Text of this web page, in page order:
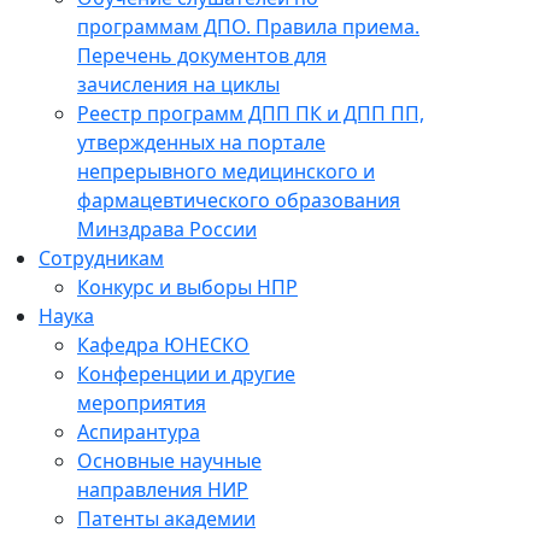
программам ДПО. Правила приема.
Перечень документов для
зачисления на циклы
Реестр программ ДПП ПК и ДПП ПП,
утвержденных на портале
непрерывного медицинского и
фармацевтического образования
Минздрава России
Сотрудникам
Конкурс и выборы НПР
Наука
Кафедра ЮНЕСКО
Конференции и другие
мероприятия
Аспирантура
Основные научные
направления НИР
Патенты академии